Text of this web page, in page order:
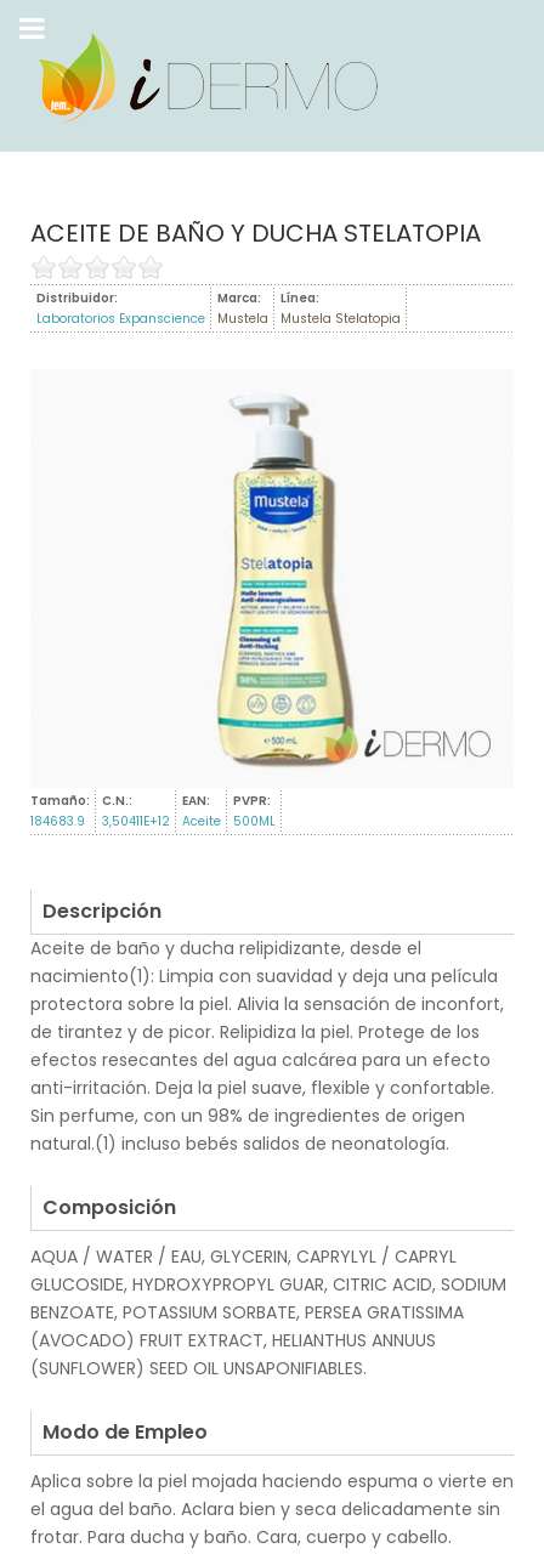
ACEITE DE BAÑO Y DUCHA STELATOPIA
Distribuidor:
Laboratorios Expanscience
Marca:
Mustela
Línea:
Mustela Stelatopia
Tamaño:
184683.9
C.N.:
3,50411E+12
EAN:
Aceite
PVPR:
500ML
Descripción
Aceite de baño y ducha relipidizante, desde el
nacimiento(1): Limpia con suavidad y deja una película
protectora sobre la piel. Alivia la sensación de inconfort,
de tirantez y de picor. Relipidiza la piel. Protege de los
efectos resecantes del agua calcárea para un efecto
anti-irritación. Deja la piel suave, flexible y confortable.
Sin perfume, con un 98% de ingredientes de origen
natural.(1) incluso bebés salidos de neonatología.
Composición
AQUA / WATER / EAU, GLYCERIN, CAPRYLYL / CAPRYL
GLUCOSIDE, HYDROXYPROPYL GUAR, CITRIC ACID, SODIUM
BENZOATE, POTASSIUM SORBATE, PERSEA GRATISSIMA
(AVOCADO) FRUIT EXTRACT, HELIANTHUS ANNUUS
(SUNFLOWER) SEED OIL UNSAPONIFIABLES.
Modo de Empleo
Aplica sobre la piel mojada haciendo espuma o vierte en
el agua del baño. Aclara bien y seca delicadamente sin
frotar. Para ducha y baño. Cara, cuerpo y cabello.